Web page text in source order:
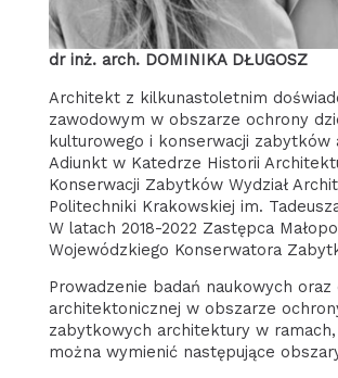
dr inż. arch. DOMINIKA DŁUGOSZ
Architekt z kilkunastoletnim
zawodowym w obszarze ochrony
kulturowego i konserwacji zabytków
Adiunkt w Katedrze Historii
Konserwacji Zabytków Wydział
Politechniki Krakowskiej im.
W latach 2018-2022 Zastępca
Wojewódzkiego Konserwatora
Prowadzenie badań naukowych oraz
architektonicznej w obszarze
zabytkowych architektury w
można wymienić następujące